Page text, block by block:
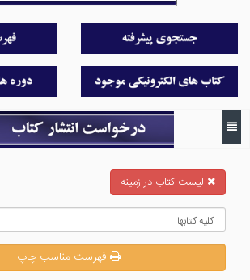
ليست كتاب در زمينه
فهرست مناسب چاپ